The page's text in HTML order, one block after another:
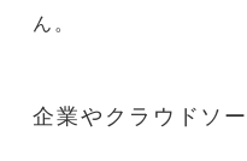
ん。
企業やクラウドソ